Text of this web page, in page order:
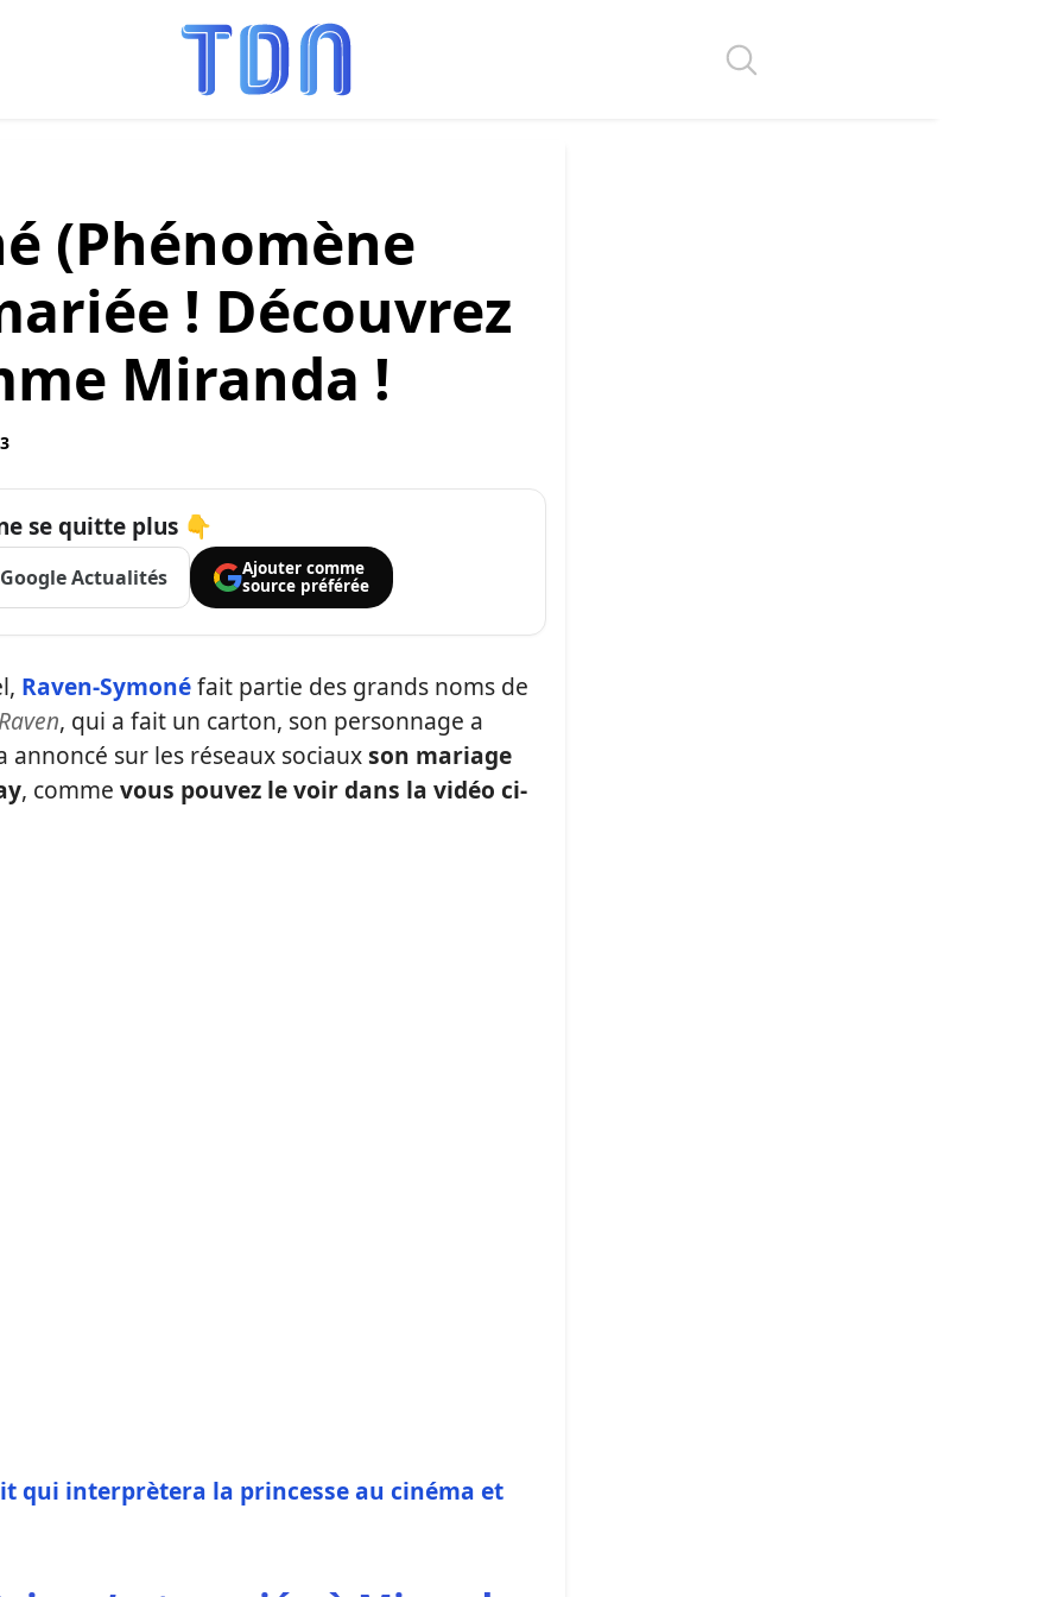
(Phénomène
! Découvrez
Miranda !
se quitte plus 👇
Google Actualités
Ajouter comme
source préférée
Raven-Symonéfait partie des grands noms de
, qui a fait un carton, son personnage a
annoncé sur les réseaux sociauxson mariage
, comme vous pouvez le voir dans la vidéo ci-
qui interprètera la princesse au cinéma et